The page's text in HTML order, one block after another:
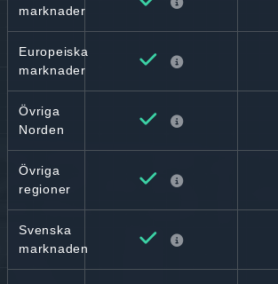
marknader
Europeiska
marknader
Övriga
Norden
Övriga
regioner
Svenska
marknaden